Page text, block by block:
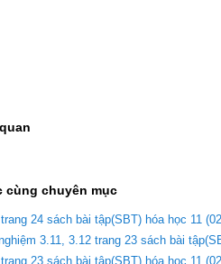
cùng chuyên mục
24 sách bài tập(SBT) hóa học 11
3.11, 3.12 trang 23 sách bài
23 sách bài tập(SBT) hóa học 11